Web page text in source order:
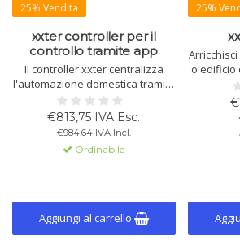
25% Vendita
xxter controller per il
controllo tramite app
Il controller xxter centralizza
l'automazione domestica tramite
un'app energeticamente
efficiente. Controlla
illuminazione, clima e sicurezza
con l'integrazione intuitiva del
KNX e rilevamento della
€813,75 IVA Esc.
€984,64 IVA Incl.
Ordinabile
Aggiungi al carrello
25%
o edificio
accesso
facile
sistemi